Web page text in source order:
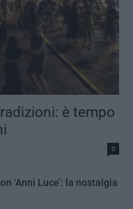
è tempo
0
‘Anni Luce’: la nostalgia